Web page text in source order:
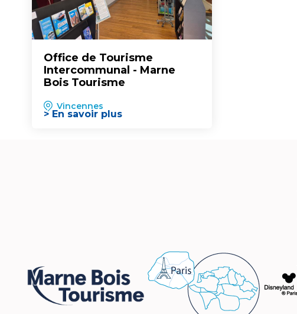
Office de Tourisme
Intercommunal - Marne
Bois Tourisme
Vincennes
> En savoir plus